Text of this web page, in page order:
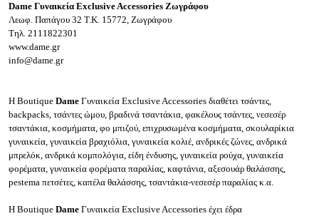
Dame Γυναικεία Exclusive Accessories Ζωγράφου
Λεωφ. Παπάγου 32 Τ.Κ. 15772, Ζωγράφου
Τηλ. 2111822301
www.dame.gr
info@dame.gr
Η Boutique Dame Γυναικεία Exclusive Accessories διαθέτει τσάντες,
backpacks, τσάντες ώμου, βραδινά τσαντάκια, φακέλους τσάντες, νεσεσέρ
τσαντάκια, κοσμήματα, φο μπιζού, επιχρυσωμένα κοσμήματα, σκουλαρίκια
γυναικεία, γυναικεία βραχιόλια, γυναικεία κολιέ, ανδρικές ζώνες, ανδρικά
μπρελόκ, ανδρικά κομπολόγια, είδη ένδυσης, γυναικεία ρούχα, γυναικεία
φορέματα, γυναικεία φορέματα παραλίας, καφτάνια, αξεσουάρ θαλάσσης,
pestema πετσέτες, καπέλα θαλάσσης, τσαντάκια-νεσεσέρ παραλίας κ.α.
Η Boutique Dame Γυναικεία Exclusive Accessories έχει έδρα